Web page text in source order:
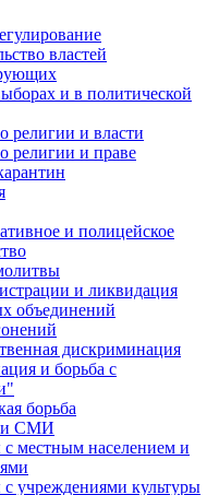
властей
и в политической
религии и власти
религии и праве
и полицейское
и ликвидация
объединений
дискриминация
и борьба с
борьба
и СМИ
местным населением и
учреждениями культуры